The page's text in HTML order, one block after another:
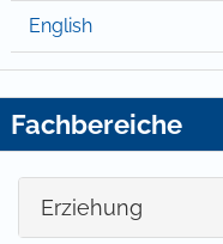
English
Fachbereiche
Erziehung